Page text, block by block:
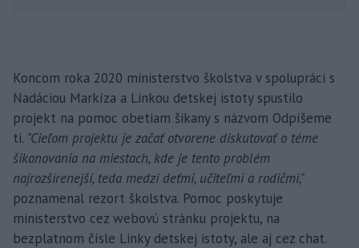
Koncom roka 2020 ministerstvo školstva v spolupráci s
Nadáciou Markíza a Linkou detskej istoty spustilo
projekt na pomoc obetiam šikany s názvom Odpíšeme
ti. "Cieľom projektu je začať otvorene diskutovať o téme
šikanovania na miestach, kde je tento problém
najrozšírenejší, teda medzi deťmi, učiteľmi a rodičmi,"
poznamenal rezort školstva. Pomoc poskytuje
ministerstvo cez webovú stránku projektu, na
bezplatnom čísle Linky detskej istoty, ale aj cez chat.